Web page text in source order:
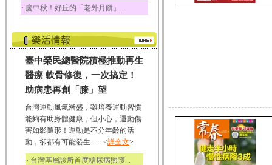
‧ 慶中秋！好丘的「老外月餅」...
臺中榮民總醫院積極推動再生
醫療 軟骨修復，一次搞定！
助病患再創「膝」望
台灣運動風氣漸盛，雖培養運動習慣
能夠有助身體健康，但小心，運動傷
害如影隨形！運動是不分年齡的活
動，卻都有可能發生.......<詳全文>
‧ 台灣基層診所首度糖尿病照護...